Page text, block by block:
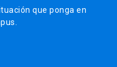
que ponga en